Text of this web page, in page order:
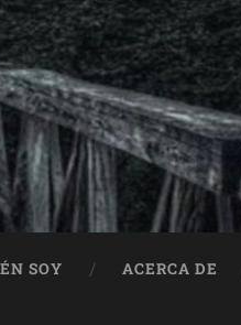
SOY ACERCA DE